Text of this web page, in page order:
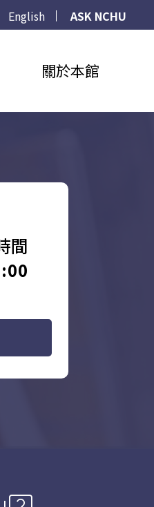
English
ASK NCHU
關於本館
間